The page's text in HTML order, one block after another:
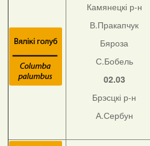
Камянецкі р-н
В.Пракапчук
Бяроза
С.Бобель
02.03
Брэсцкі р-н
А.Сербун